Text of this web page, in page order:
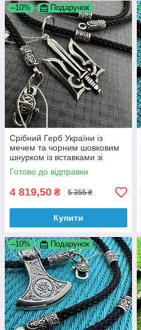
–10% Подарунок
Срібний Герб України із
мечем та чорним шовковим
шнурком із вставками зі
срібла 925 проби
Готово до відправки
4 819,50 ₴ 5 355 ₴
Купити
–10% Подарунок